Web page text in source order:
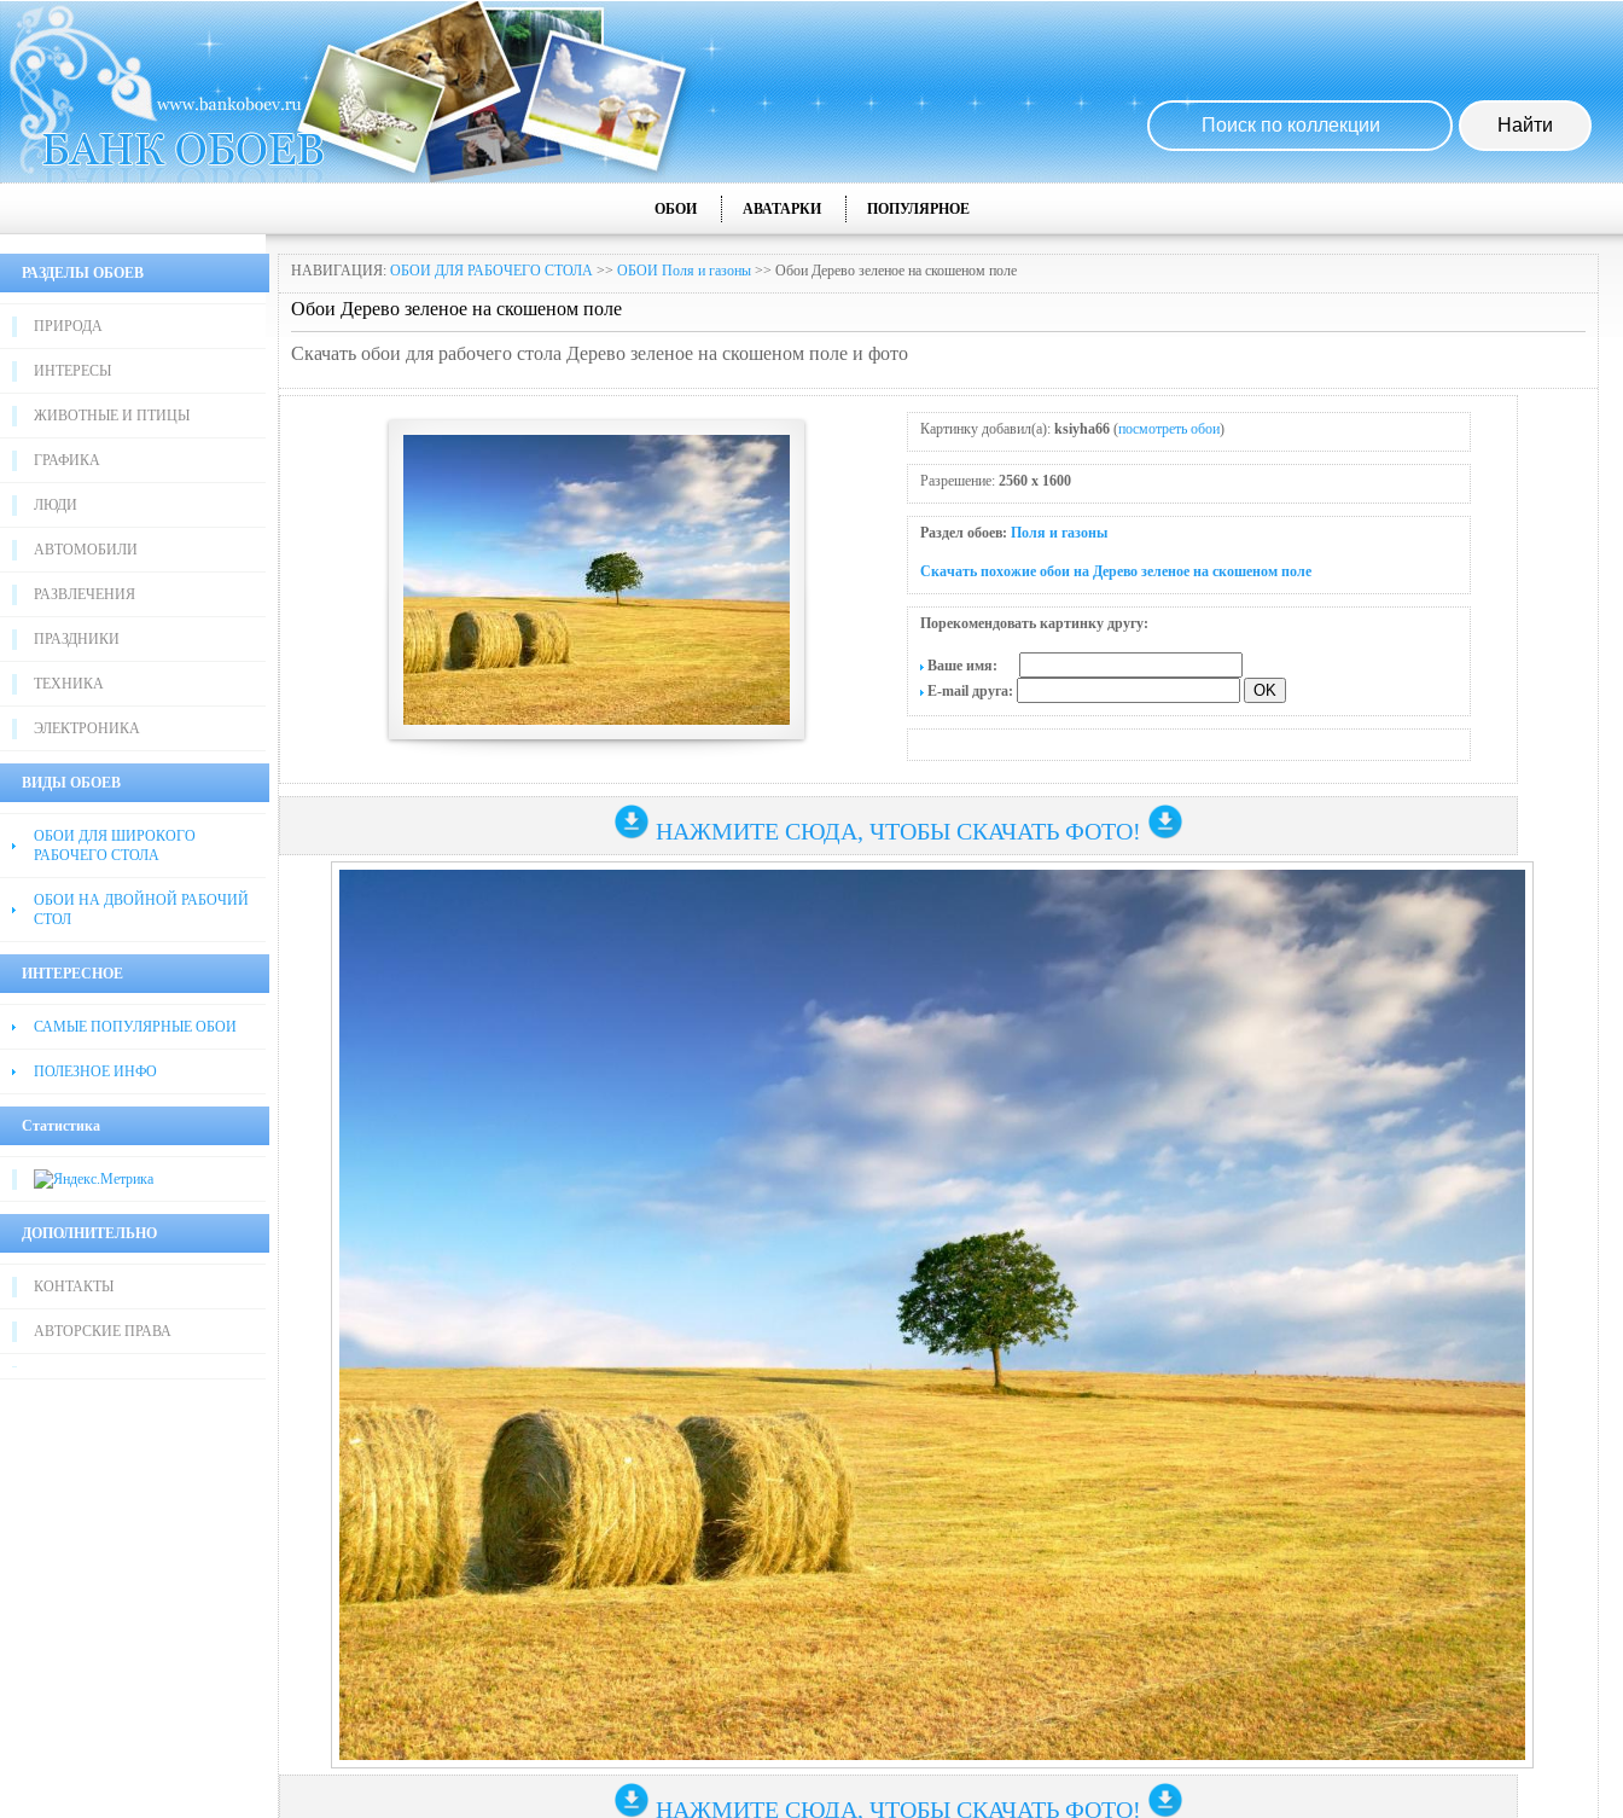
ОБОИ АВАТАРКИ ПОПУЛЯРНОЕ
РАЗДЕЛЫ ОБОЕВ
ПРИРОДА
ИНТЕРЕСЫ
ЖИВОТНЫЕ И ПТИЦЫ
ГРАФИКА
ЛЮДИ
АВТОМОБИЛИ
РАЗВЛЕЧЕНИЯ
ПРАЗДНИКИ
ТЕХНИКА
ЭЛЕКТРОНИКА
ВИДЫ ОБОЕВ
ОБОИ ДЛЯ ШИРОКОГО
РАБОЧЕГО СТОЛА
ОБОИ НА ДВОЙНОЙ РАБОЧИЙ
СТОЛ
ИНТЕРЕСНОЕ
САМЫЕ ПОПУЛЯРНЫЕ ОБОИ
ПОЛЕЗНОЕ ИНФО
Статистика
ДОПОЛНИТЕЛЬНО
КОНТАКТЫ
АВТОРСКИЕ ПРАВА
НАВИГАЦИЯ: ОБОИ ДЛЯ РАБОЧЕГО СТОЛА >> ОБОИ Поля и газоны >> Обои Дерево зеленое на скошеном пoле
Обои Дерево зеленое на скошеном пoле
Скачать обои для рабочего стола Дерево зеленое на скошеном пoле и фото
Картинку добавил(а): ksiyha66 (посмотреть обои)
Разрешение: 2560 x 1600
Раздел обоев: Поля и газоны
Скачать похожие обои на Дерево зеленое на скошеном пoле
Порекомендовать картинку другу:
Ваше имя:
E-mail друга:
НАЖМИТЕ СЮДА, ЧТОБЫ СКАЧАТЬ ФОТО!
НАЖМИТЕ СЮДА, ЧТОБЫ СКАЧАТЬ ФОТО!